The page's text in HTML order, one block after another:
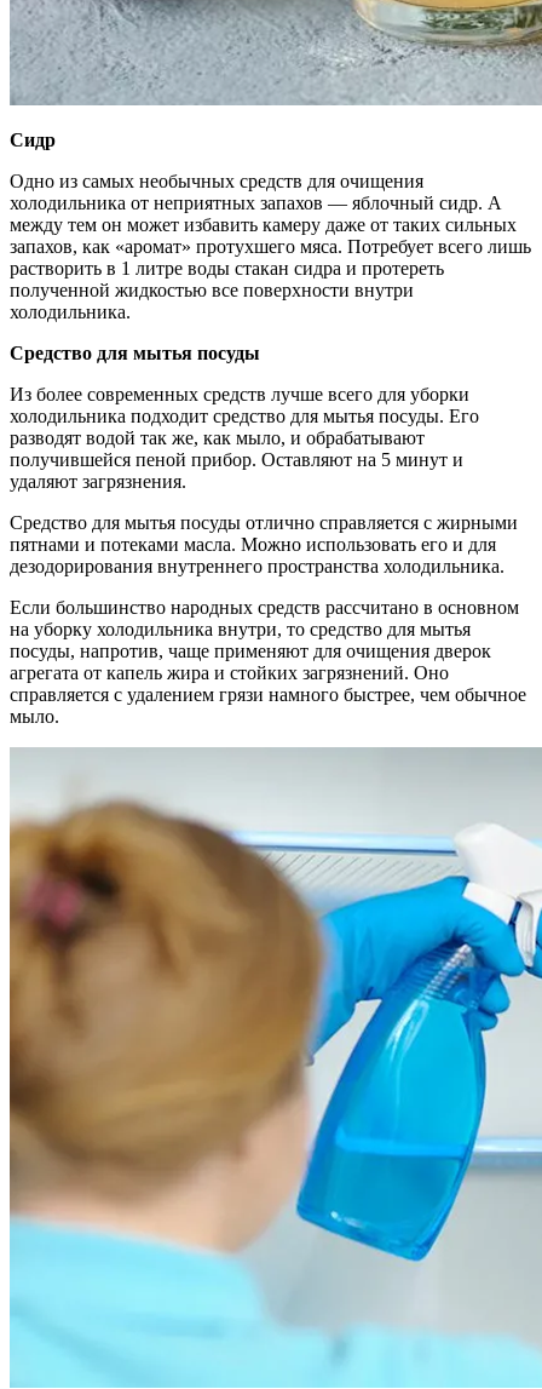
Сидр
Одно из самых необычных средств для очищения
холодильника от неприятных запахов — яблочный сидр. А
между тем он может избавить камеру даже от таких сильных
запахов, как «аромат» протухшего мяса. Потребует всего лишь
растворить в 1 литре воды стакан сидра и протереть
полученной жидкостью все поверхности внутри
холодильника.
Средство для мытья посуды
Из более современных средств лучше всего для уборки
холодильника подходит средство для мытья посуды. Его
разводят водой так же, как мыло, и обрабатывают
получившейся пеной прибор. Оставляют на 5 минут и
удаляют загрязнения.
Средство для мытья посуды отлично справляется с жирными
пятнами и потеками масла. Можно использовать его и для
дезодорирования внутреннего пространства холодильника.
Если большинство народных средств рассчитано в основном
на уборку холодильника внутри, то средство для мытья
посуды, напротив, чаще применяют для очищения дверок
агрегата от капель жира и стойких загрязнений. Оно
справляется с удалением грязи намного быстрее, чем обычное
мыло.